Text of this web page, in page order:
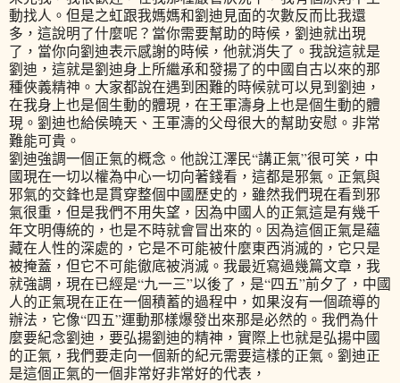
動找人。但是之虹跟我媽媽和劉迪見面的次數反而比我還
多，這說明了什麼呢？當你需要幫助的時候，劉迪就出現
了，當你向劉迪表示感謝的時候，他就消失了。我說這就是
劉迪，這就是劉迪身上所繼承和發揚了的中國自古以來的那
種俠義精神。大家都說在遇到困難的時候就可以見到劉迪，
在我身上也是個生動的體現，在王軍濤身上也是個生動的體
現。劉迪也給侯曉天、王軍濤的父母很大的幫助安慰。非常
難能可貴。
劉迪強調一個正氣的概念。他說江澤民“講正氣”很可笑，中
國現在一切以權為中心一切向著錢看，這都是邪氣。正氣與
邪氣的交鋒也是貫穿整個中國歷史的，雖然我們現在看到邪
氣很重，但是我們不用失望，因為中國人的正氣這是有幾千
年文明傳統的，也是不時就會冒出來的。因為這個正氣是蘊
藏在人性的深處的，它是不可能被什麼東西消滅的，它只是
被掩蓋，但它不可能徹底被消滅。我最近寫過幾篇文章，我
就強調，現在已經是“九一三”以後了，是“四五”前夕了，中國
人的正氣現在正在一個積蓄的過程中，如果沒有一個疏導的
辦法，它像“四五”運動那樣爆發出來那是必然的。我們為什
麼要紀念劉迪，要弘揚劉迪的精神，實際上也就是弘揚中國
的正氣，我們要走向一個新的紀元需要這樣的正氣。劉迪正
是這個正氣的一個非常好非常好的代表，